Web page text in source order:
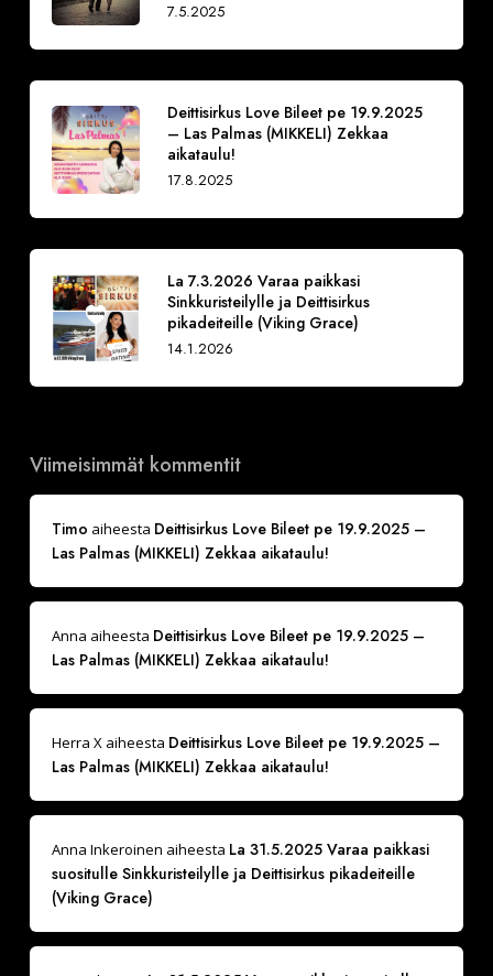
7.5.2025
Deittisirkus Love Bileet pe 19.9.2025
– Las Palmas (MIKKELI) Zekkaa
aikataulu!
17.8.2025
La 7.3.2026 Varaa paikkasi
Sinkkuristeilylle ja Deittisirkus
pikadeiteille (Viking Grace)
14.1.2026
Viimeisimmät kommentit
Timo aiheesta Deittisirkus Love Bileet pe 19.9.2025 –
Las Palmas (MIKKELI) Zekkaa aikataulu!
Anna aiheesta Deittisirkus Love Bileet pe 19.9.2025 –
Las Palmas (MIKKELI) Zekkaa aikataulu!
Herra Xaiheesta Deittisirkus Love Bileet pe 19.9.2025 –
Las Palmas (MIKKELI) Zekkaa aikataulu!
Anna Inkeroinen aiheesta La 31.5.2025 Varaa paikkasi
suositulle Sinkkuristeilylle ja Deittisirkus pikadeiteille
(Viking Grace)